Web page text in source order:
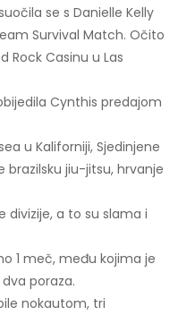
se s Danielle Kelly
Survival Match. Očito
Rock Casinu u Las
Cynthis predajom
u Kaliforniji, Sjedinjene
brazilsku jiu-jitsu, hrvanje
divizije, a to su slama i
1 meč, među kojima je
poraza.
nokautom, tri